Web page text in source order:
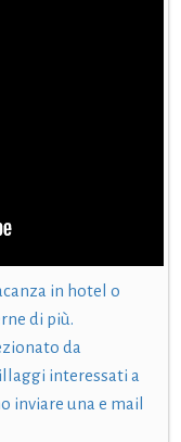
in hotel o
di più.
da
interessati a
inviare una e mail